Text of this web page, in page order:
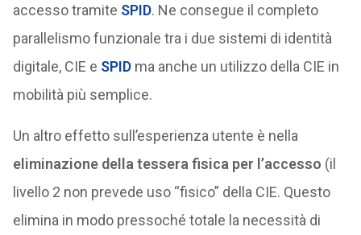
accesso tramite SPID. Ne consegue il completo
parallelismo funzionale tra i due sistemi di identità
digitale, CIE e SPIDma anche un utilizzo della CIE in
mobilità più semplice.
Un altro effetto sull’esperienza utente è nella
eliminazione della tessera fisica per l’accesso (il
livello 2 non prevede uso “fisico” della CIE. Questo
elimina in modo pressoché totale la necessità di